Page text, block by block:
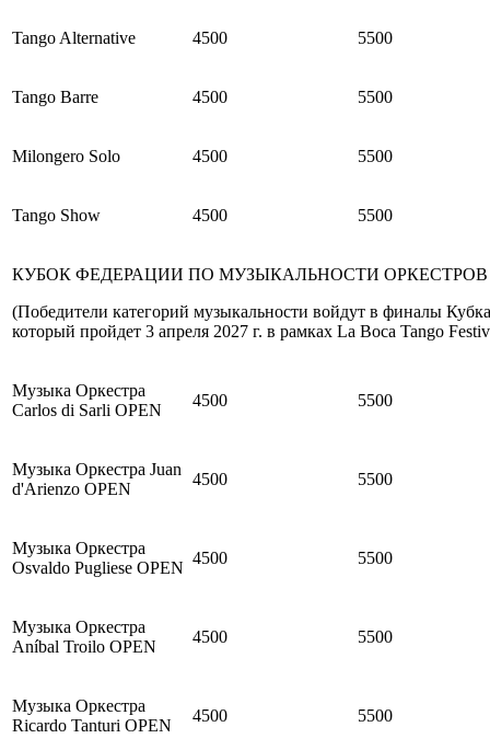
Tango Alternative 4500 5500
Tango Barre 4500 5500
Milongero Solo 4500 5500
Tango Show 4500 5500
КУБОК ФЕДЕРАЦИИ ПО МУЗЫКАЛЬНОСТИ ОРКЕСТРОВ
(Победители категорий музыкальности войдут в финалы
который пройдет 3 апреля 2027 г. в рамках La Boca Tango
Музыка Оркестра
Carlos di Sarli OPEN
4500 5500
Музыка Оркестра Juan
d'Arienzo OPEN
4500 5500
Музыка Оркестра
Osvaldo Pugliese OPEN
4500 5500
Музыка Оркестра
Aníbal Troilo OPEN
4500 5500
Музыка Оркестра
Ricardo Tanturi OPEN
4500 5500